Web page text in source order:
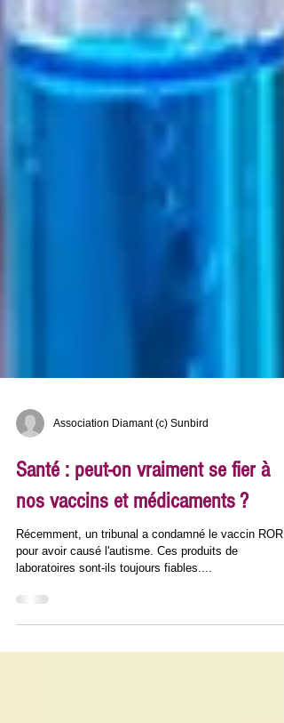
Association Diamant (c) Sunbird
Santé : peut-on vraiment se fier à
nos vaccins et médicaments ?
Récemment, un tribunal a condamné le vaccin ROR
laboratoires sont-ils toujours fiables....